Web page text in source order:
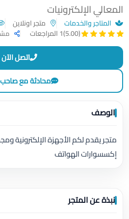
المعالي الإلكترونيات
المتاجر والخدمات متجر اونلاين
(5.00)
1 المراجعات
اتصل الآن
محادثة مع صاحب
الوصف
متجر يقدم لكم الأجهزة الإلكترونية
إكسسوارات الهواتف
نبذة عن المتجر